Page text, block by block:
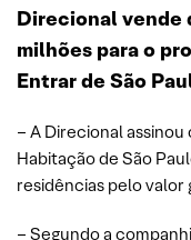
Direcional vende
milhões para o
Entrar de São
– A Direcional
Habitação de São
residências pelo valor
– Segundo a